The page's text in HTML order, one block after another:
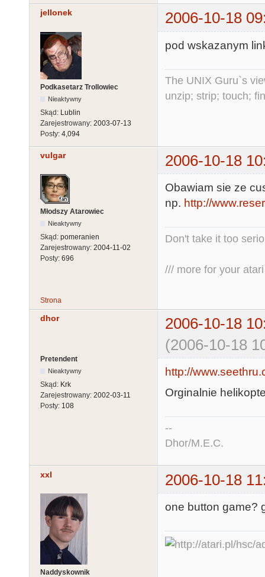
jellonek 2006-10-18
Podkasetarz Trollowiec
Nieaktywny
Skąd: Lublin
Zarejestrowany: 2003-07-13
Posty: 4,094
pod wskazanym
The UNIX Guru`s
unzip; strip; touch;
vulgar 2006-10-18
Młodszy Atarowiec
Nieaktywny
Skąd: pomeranien
Zarejestrowany: 2004-11-02
Posty: 696
Obawiam sie ze
np. http://
Don't take it too
/// more for your
Strona
dhor
2006-10-18
(2006-10-18
Pretendent
Nieaktywny
Skąd: Krk
Zarejestrowany: 2002-03-11
Posty: 108
http://
Orginalnie
--
Dhor/M.E.C.
xxl 2006-10-18
Naddyskownik
one button game?